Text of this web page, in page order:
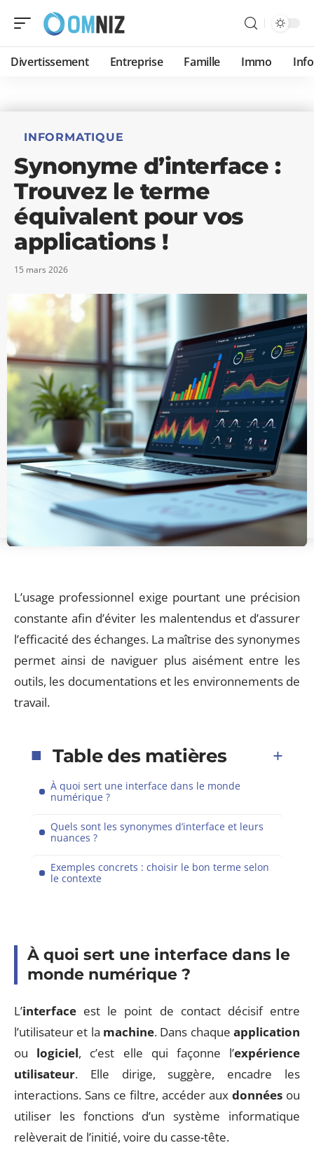
Divertissement Entreprise Famille Immo
INFORMATIQUE
Synonyme d’interface :
Trouvez le terme
équivalent pour vos
applications !
15 mars 2026
L’usage professionnel exige pourtant une précision
constante afin d’éviter les malentendus et d’assurer
l’efficacité des échanges. La maîtrise des synonymes
permet ainsi de naviguer plus aisément entre les
outils, les documentations et les environnements de
travail.
Table des matières
À quoi sert une interface dans le monde
numérique ?
Quels sont les synonymes d’interface et leurs
nuances ?
Exemples concrets : choisir le bon terme selon
le contexte
À quoi sert une interface dans le
monde numérique ?
L’interface est le point de contact décisif entre
l’utilisateur et la machine. Dans chaque application
ou logiciel, c’est elle qui façonne l’expérience
utilisateur. Elle dirige, suggère, encadre les
interactions. Sans ce filtre, accéder aux données ou
utiliser les fonctions d’un système informatique
relèverait de l’initié, voire du casse-tête.